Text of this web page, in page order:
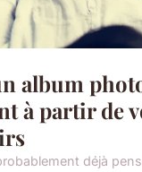
album
à partir de
déjà